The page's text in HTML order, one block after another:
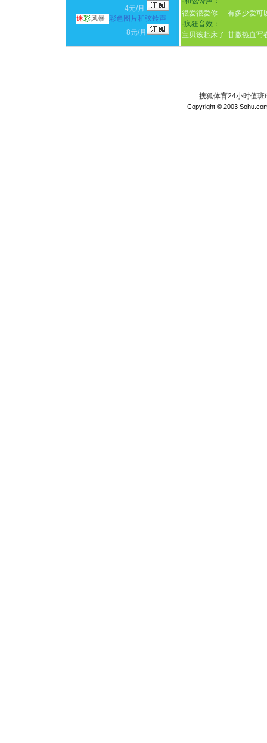
4元/月
迷彩风暴 彩色图片和弦铃声
8元/月
很爱很爱你
有多少爱可
·疯狂音效：
宝贝该起床了 甘撒热血写
搜狐体育24小时值
Copyright © 2003